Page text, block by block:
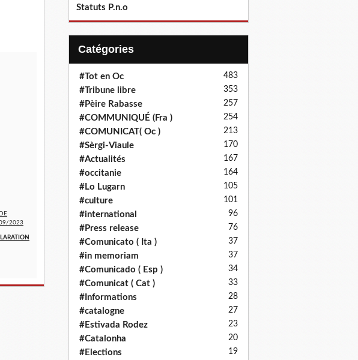
Statuts P.n.o
Catégories
#Tot en Oc 483
#Tribune libre 353
#Pèire Rabasse 257
#COMMUNIQUÉ (Fra ) 254
#COMUNICAT( Oc ) 213
#Sèrgi-Viaule 170
#Actualités 167
#occitanie 164
#Lo Lugarn 105
#culture 101
#international 96
#Press release 76
#Comunicato ( Ita ) 37
#in memoriam 37
#Comunicado ( Esp ) 34
#Comunicat ( Cat ) 33
#Informations 28
#catalogne 27
#Estivada Rodez 23
#Catalonha 20
#Elections 19